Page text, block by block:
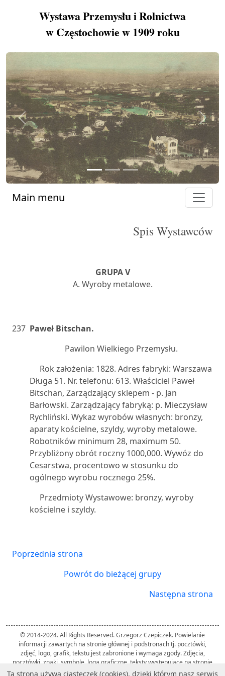
Wystawa Przemysłu i Rolnictwa
w Częstochowie w 1909 roku
Previous Next
Main menu
Spis Wystawców
GRUPA V
A. Wyroby metalowe.
237 Paweł Bitschan.
Pawilon Wielkiego Przemysłu.
Rok założenia: 1828. Adres fabryki: Warszawa
Długa 51. Nr. telefonu: 613. Właściciel Paweł
Bitschan, Zarządzający sklepem - p. Jan
Barłowski. Zarządzający fabryką: p. Mieczysław
Rychliński. Wykaz wyrobów własnych: bronzy,
aparaty kościelne, szyldy, wyroby metalowe.
Robotników minimum 28, maximum 50.
Przybliżony obrót roczny 1000,000. Wywóz do
Cesarstwa, procentowo w stosunku do
ogólnego wyrobu rocznego 25%.
Przedmioty Wystawowe: bronzy, wyroby
kościelne i szyldy.
Poprzednia strona
Powrót do bieżącej grupy
Następna strona
© 2014-2024. All Rights Reserved. Grzegorz Czepiczek. Powielanie
informacji zawartych na stronie głównej i podstronach tj. pocztówki,
zdjęć, logo, grafik, tekstu jest zabronione i wymaga zgody. Zdjęcia,
pocztówki, znaki, symbole, loga graficzne, teksty występujące na stronie
należą do ich twórców i zostały użyte przez autora strony wyłącznie w
Ta strona używa ciasteczek (cookies), dzięki którym nasz serwis